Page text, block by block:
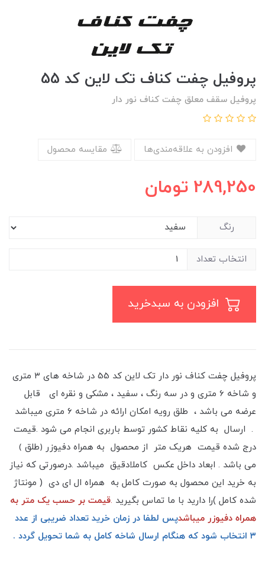
پروفیل چفت کناف تک لاین کد 55
پروفیل سقف معلق چفت کناف نور دار
مقایسه محصول
289,250 تومان
رنگ
انتخاب تعداد
پروفیل چفت کناف نور دار تک لاین کد 55 در شاخه های ۳ متری
و شاخه 6 متری و در سه رنگ ، سفید ، مشکی و نقره ای قابل
عرضه می باشد ، طلق رویه امکان ارائه در شاخه ۶ متری میباشد
. ارسال به کلیه نقاط کشور توسط باربری انجام می شود .قیمت
درج شده قیمت هریک متر از محصول به همراه دفیوزر ﴿طلق ﴾
می باشد . ابعاد داخل عکس کاملادقیق میباشد .درصورتی که نیاز
به خرید این محصول به صورت کامل به همراه ال ای دی ( مونتاژ
شده کامل )را دارید با ما تماس بگیرید .قیمت بر حسب یک متر به
همراه دفیوزر میباشدپس لطفا در زمان خرید تعداد ضریبی از عدد
۳ انتخاب شود که هنگام ارسال شاخه کامل به شما تحویل گردد .